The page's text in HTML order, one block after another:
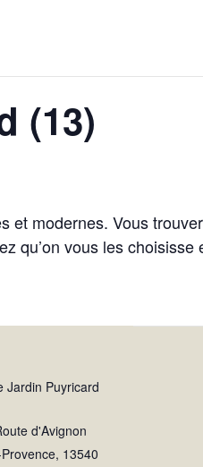
(13)
modernes. Vous
qu’on vous les
Jardin Puyricard
d'Avignon
, 13540